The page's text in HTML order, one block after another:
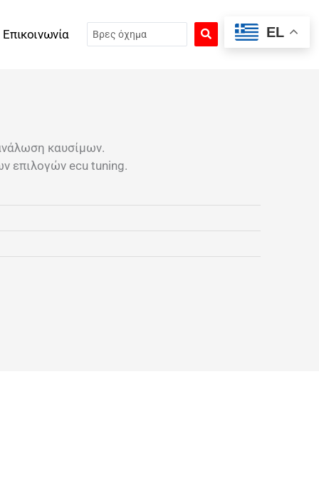
Επικοινωνία
Search
...
EL
καυσίμων.
επιλογών ecu tuning.